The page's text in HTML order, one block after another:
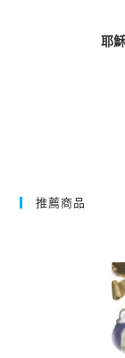
耶
推薦商品